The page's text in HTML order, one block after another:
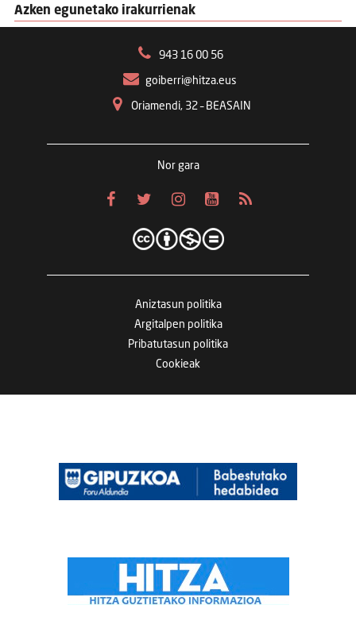
Azken egunetako irakurrienak
943 16 00 56
goiberri@hitza.eus
Oriamendi, 32 – BEASAIN
Nor gara
Aniztasun politika
Argitalpen politika
Pribatutasun politika
Cookieak